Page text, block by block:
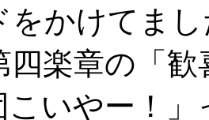
をかけてま
四楽章の「
こいやー！